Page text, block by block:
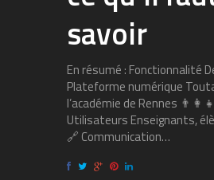
savoir
En résumé : Fonctionnalité
Plateforme numérique
l’académie de Rennes
Utilisateurs Enseignants,
🔗 Communication…